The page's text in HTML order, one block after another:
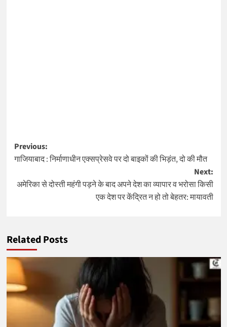
Post
navigation
Previous:
गाजियाबाद : निर्माणाधीन एक्सप्रेसवे पर दो बाइकों की भिड़ंत, दो की मौत
Next:
अमेरिका से दोस्ती महंगी पड़ने के बाद अपने देश का व्यापार व भरोसा किसी
एक देश पर केंद्रित न हो तो बेहतर: मायावती
Related Posts